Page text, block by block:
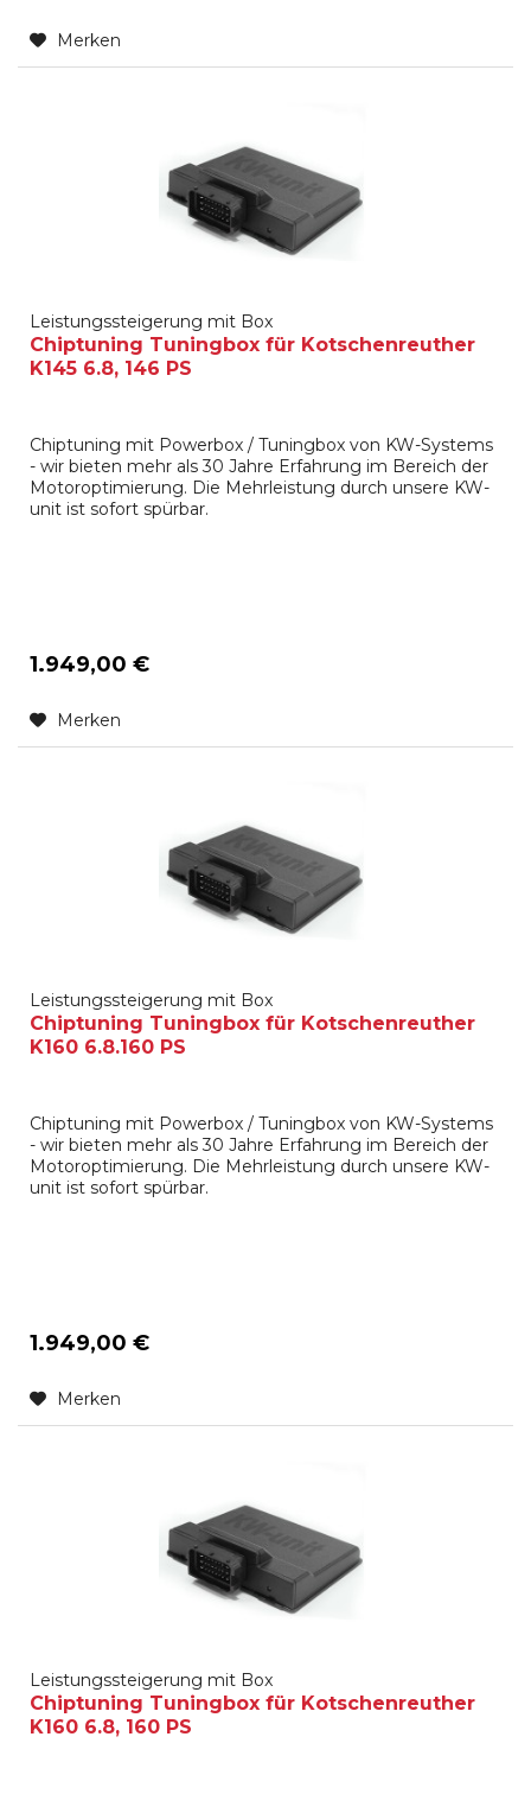
Merken
Leistungssteigerung mit Box
Chiptuning Tuningbox für Kotschenreuther
K145 6.8, 146 PS
Chiptuning mit Powerbox / Tuningbox von KW-Systems
- wir bieten mehr als 30 Jahre Erfahrung im Bereich der
Motoroptimierung. Die Mehrleistung durch unsere KW-
unit ist sofort spürbar.
1.949,00 €
Merken
Leistungssteigerung mit Box
Chiptuning Tuningbox für Kotschenreuther
K160 6.8.160 PS
Chiptuning mit Powerbox / Tuningbox von KW-Systems
- wir bieten mehr als 30 Jahre Erfahrung im Bereich der
Motoroptimierung. Die Mehrleistung durch unsere KW-
unit ist sofort spürbar.
1.949,00 €
Merken
Leistungssteigerung mit Box
Chiptuning Tuningbox für Kotschenreuther
K160 6.8, 160 PS